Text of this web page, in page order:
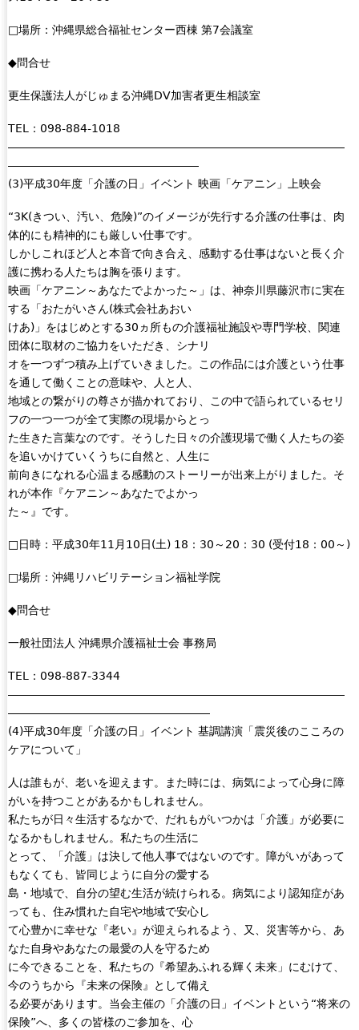
□場所：沖縄県総合福祉センター西棟 第7会議室
◆問合せ
更生保護法人がじゅまる沖縄DV加害者更生相談室
TEL：098-884-1018
――――――――――――――――――――――――――――――
―――――――――――――――――
(3)平成30年度「介護の日」イベント 映画「ケアニン」上映会
“3K(きつい、汚い、危険)”のイメージが先行する介護の仕事は、肉
体的にも精神的にも厳しい仕事です。
しかしこれほど人と本音で向き合え、感動する仕事はないと長く介
護に携わる人たちは胸を張ります。
映画「ケアニン～あなたでよかった～」は、神奈川県藤沢市に実在
する「おたがいさん(株式会社あおい
けあ)」をはじめとする30ヵ所もの介護福祉施設や専門学校、関連
団体に取材のご協力をいただき、シナリ
オを一つずつ積み上げていきました。この作品には介護という仕事
を通して働くことの意味や、人と人、
地域との繋がりの尊さが描かれており、この中で語られているセリ
フの一つ一つが全て実際の現場からとっ
た生きた言葉なのです。そうした日々の介護現場で働く人たちの姿
を追いかけていくうちに自然と、人生に
前向きになれる心温まる感動のストーリーが出来上がりました。そ
れが本作『ケアニン～あなたでよかっ
た～』です。
□日時：平成30年11月10日(土) 18：30～20：30 (受付18：00～)
□場所：沖縄リハビリテーション福祉学院
◆問合せ
一般社団法人 沖縄県介護福祉士会 事務局
TEL：098-887-3344
――――――――――――――――――――――――――――――
――――――――――――――――――
(4)平成30年度「介護の日」イベント 基調講演「震災後のこころの
ケアについて」
人は誰もが、老いを迎えます。また時には、病気によって心身に障
がいを持つことがあるかもしれません。
私たちが日々生活するなかで、だれもがいつかは「介護」が必要に
なるかもしれません。私たちの生活に
とって、「介護」は決して他人事ではないのです。障がいがあって
もなくても、皆同じように自分の愛する
島・地域で、自分の望む生活が続けられる。病気により認知症があ
っても、住み慣れた自宅や地域で安心し
て心豊かに幸せな『老い』が迎えられるよう、又、災害等から、あ
なた自身やあなたの最愛の人を守るため
に今できることを、私たちの『希望あふれる輝く未来」にむけて、
今のうちから『未来の保険』として備え
る必要があります。当会主催の「介護の日」イベントという“将来の
保険”へ、多くの皆様のご参加を、心